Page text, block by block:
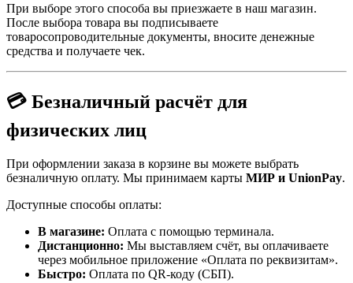
При выборе этого способа вы приезжаете в наш магазин.
После выбора товара вы подписываете
товаросопроводительные документы, вносите денежные
средства и получаете чек.
💳 Безналичный расчёт для
физических лиц
При оформлении заказа в корзине вы можете выбрать
безналичную оплату. Мы принимаем карты МИР и UnionPay.
Доступные способы оплаты:
В магазине: Оплата с помощью терминала.
Дистанционно: Мы выставляем счёт, вы оплачиваете
через мобильное приложение «Оплата по реквизитам».
Быстро: Оплата по QR-коду (СБП).